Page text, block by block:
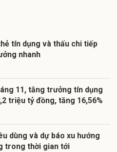
tín dụng và thấu chi tiếp
nhanh
11, tăng trưởng tín dụng
triệu tỷ đồng, tăng 16,56%
dùng và dự báo xu hướng
trong thời gian tới